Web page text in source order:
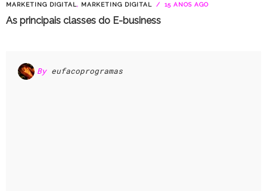
MARKETING DIGITAL , MARKETING DIGITAL 15 ANOS AGO
As principais classes do E-business
By eufacoprogramas